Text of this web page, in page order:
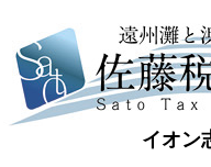
イオン